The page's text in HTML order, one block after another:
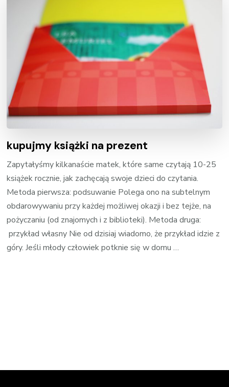
ciasto, i jaki sport uprawia. Wszystkie te „dane” posłużą
nam do stworzenia niepowtarzalnej wersji opowiadania,
która podkreśli indywidualny charakter prezentu.
kupujmy książki na prezent
Zapytałyśmy kilkanaście matek, które same czytają 10-25
książek rocznie, jak zachęcają swoje dzieci do czytania.
Metoda pierwsza: podsuwanie Polega ono na subtelnym
obdarowywaniu przy każdej możliwej okazji i bez tejże, na
pożyczaniu (od znajomych i z biblioteki). Metoda druga:
przykład własny Nie od dzisiaj wiadomo, że przykład idzie z
góry. Jeśli młody człowiek potknie się w domu …